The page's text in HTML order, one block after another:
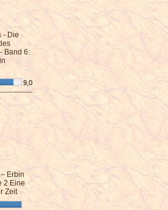
- Die
Band 6:
9,0
Erbin
2 Eine
Zeit